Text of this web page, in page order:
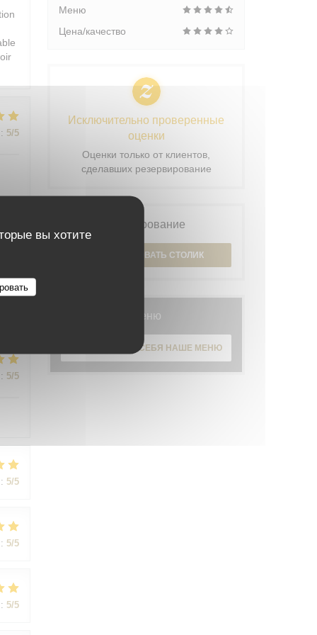
вы хотите
: 5/5
: 5/5
: 5/5
: 5/5
: 5/5
Меню
Цена/качество
Исключительно проверенные
оценки
Оценки только от клиентов,
сделавших резервирование
Бронирование
ЗАБРОНИРОВАТЬ СТОЛИК
Меню
ОТКРОЙТЕ ДЛЯ СЕБЯ НАШЕ МЕНЮ